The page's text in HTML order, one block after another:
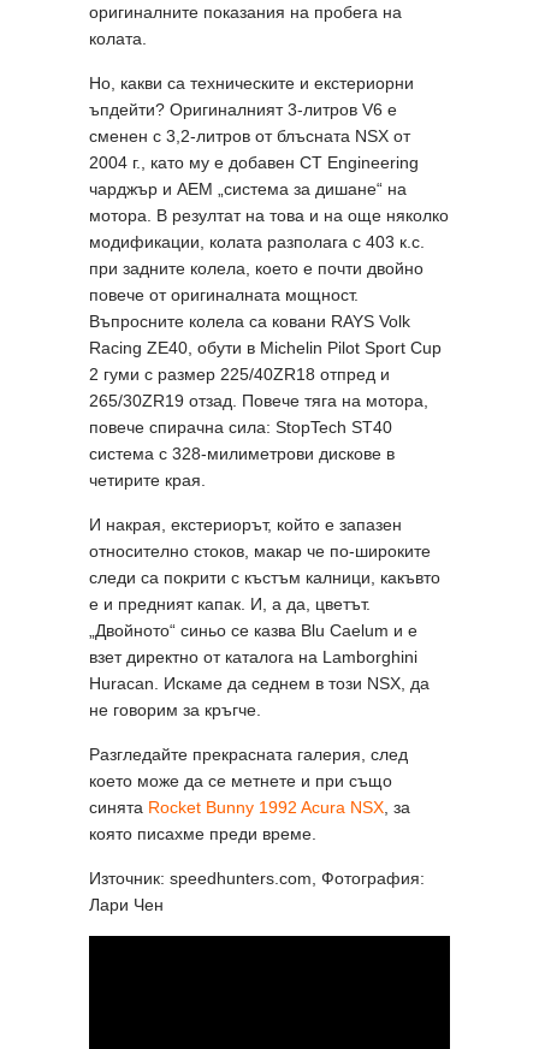
оригиналните показания на пробега на
колата.
Но, какви са техническите и екстериорни
ъпдейти? Оригиналният 3-литров V6 е
сменен с 3,2-литров от блъсната NSX от
2004 г., като му е добавен CT Engineering
чарджър и AEM „система за дишане“ на
мотора. В резултат на това и на още няколко
модификации, колата разполага с 403 к.с.
при задните колела, което е почти двойно
повече от оригиналната мощност.
Въпросните колела са ковани RAYS Volk
Racing ZE40, обути в Michelin Pilot Sport Cup
2 гуми с размер 225/40ZR18 отпред и
265/30ZR19 отзад. Повече тяга на мотора,
повече спирачна сила: StopTech ST40
система с 328-милиметрови дискове в
четирите края.
И накрая, екстериорът, който е запазен
относително стоков, макар че по-широките
следи са покрити с къстъм калници, какъвто
е и предният капак. И, а да, цветът.
„Двойното“ синьо се казва Blu Caelum и е
взет директно от каталога на Lamborghini
Huracan. Искаме да седнем в този NSX, да
не говорим за кръгче.
Разгледайте прекрасната галерия, след
което може да се метнете и при също
синята Rocket Bunny 1992 Acura NSX , за
която писахме преди време.
Източник: speedhunters.com, Фотография:
Лари Чен